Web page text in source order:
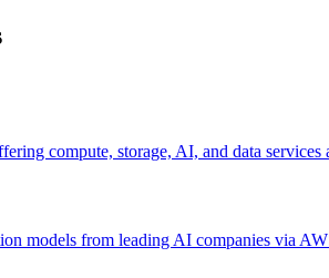
compute, storage, AI, and data services
models from leading AI companies via